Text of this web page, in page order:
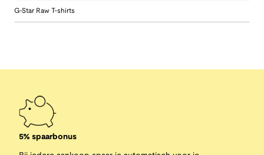
G-Star Raw T-shirts
5% spaarbonus